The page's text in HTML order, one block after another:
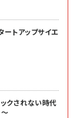
トアップサイエ
クされない時代